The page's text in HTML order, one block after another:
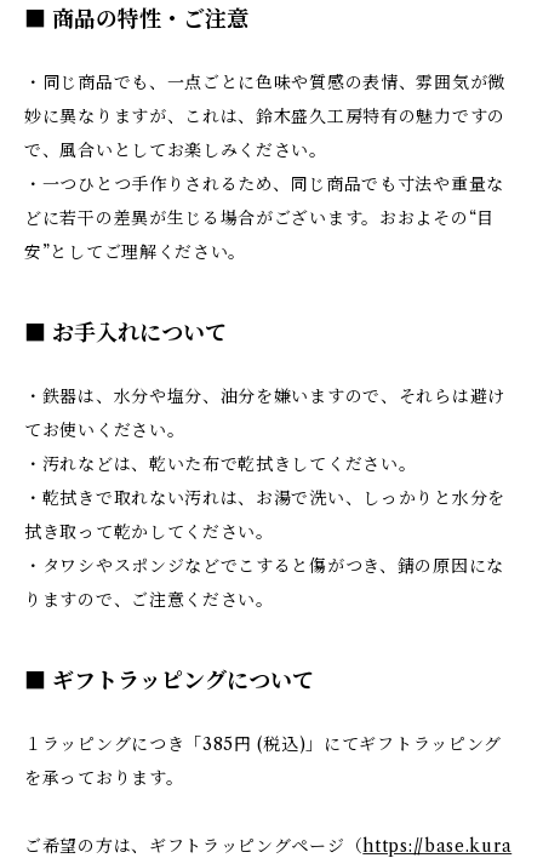
■ 商品の特性・ご注意
・同じ商品でも、一点ごとに色味や質感の表情、雰囲気が微
妙に異なりますが、これは、鈴木盛久工房特有の魅力ですの
で、風合いとしてお楽しみください。
・一つひとつ手作りされるため、同じ商品でも寸法や重量な
どに若干の差異が生じる場合がございます。おおよその“目
安”としてご理解ください。
■ お手入れについて
・鉄器は、水分や塩分、油分を嫌いますので、それらは避け
てお使いください。
・汚れなどは、乾いた布で乾拭きしてください。
・乾拭きで取れない汚れは、お湯で洗い、しっかりと水分を
拭き取って乾かしてください。
・タワシやスポンジなどでこすると傷がつき、錆の原因にな
りますので、ご注意ください。
■ ギフトラッピングについて
１ラッピングにつき「385円 (税込)」にてギフトラッピング
を承っております。
ご希望の方は、ギフトラッピングページ（https://base.kura